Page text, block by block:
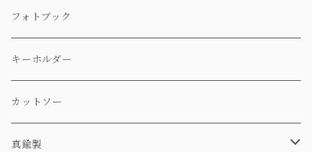
ステンレス製
真鍮製
フォトブック
キーホルダー
カットソー
真鍮製